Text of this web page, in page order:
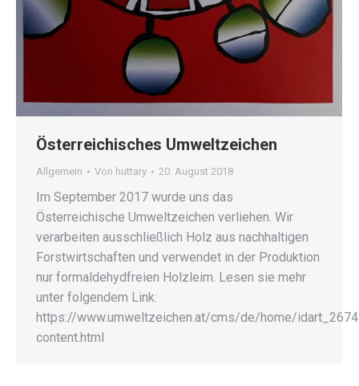
Österreichisches Umweltzeichen
Allgemein Von huttary 20. August 2018
Im September 2017 wurde uns das
Österreichische Umweltzeichen verliehen. Wir
verarbeiten ausschließlich Holz aus nachhaltigen
Forstwirtschaften und verwendet in der Produktion
nur formaldehydfreien Holzleim. Lesen sie mehr
unter folgendem Link:
https://www.umweltzeichen.at/cms/de/home/
content.html